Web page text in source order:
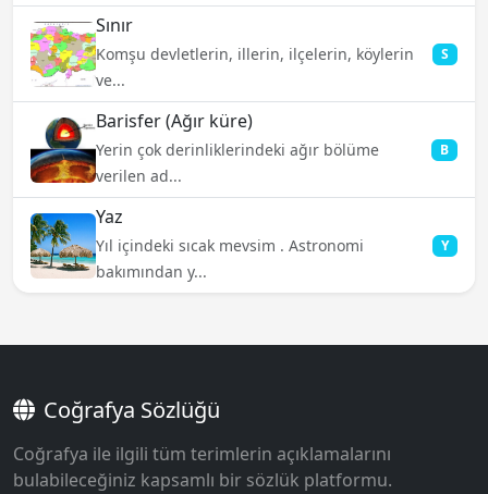
Sınır
Komşu devletlerin, illerin, ilçelerin, köylerin
ve...
S
Barisfer (Ağır küre)
Yerin çok derinliklerindeki ağır bölüme
verilen ad...
B
Yaz
Yıl içindeki sıcak mevsim . Astronomi
bakımından y...
Y
Coğrafya Sözlüğü
Coğrafya ile ilgili tüm terimlerin açıklamalarını
bulabileceğiniz kapsamlı bir sözlük platformu.